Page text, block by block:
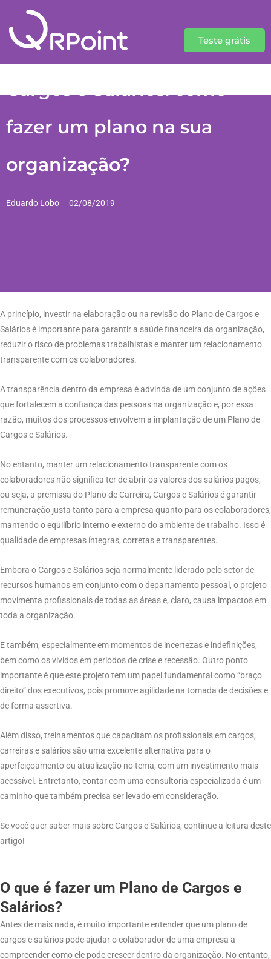
Teste grátis
Cargos e Salários: como
fazer um plano na sua
organização?
Eduardo Lobo 02/08/2019
A princípio, investir na elaboração ou na revisão do Plano de Cargos e
Salários é importante para garantir a saúde financeira da organização,
reduzir o risco de problemas trabalhistas e manter um relacionamento
transparente com os colaboradores.
A transparência dentro da empresa é advinda de um conjunto de ações
que fortalecem a confiança das pessoas na organização e, por essa
razão, muitos dos processos envolvem a implantação de um Plano de
Cargos e Salários.
No entanto, manter um relacionamento transparente com os
colaboradores não significa ter de abrir os valores dos salários pagos,
ou seja, a premissa do Plano de Carreira, Cargos e Salários é garantir
remuneração justa tanto para a empresa quanto para os colaboradores,
mantendo o equilíbrio interno e externo do ambiente de trabalho. Isso é
qualidade de empresas íntegras, corretas e transparentes.
Embora o Cargos e Salários seja normalmente liderado pelo setor de
recursos humanos em conjunto com o departamento pessoal, o projeto
movimenta profissionais de todas as áreas e, claro, causa impactos em
toda a organização.
E também, especialmente em momentos de incertezas e indefinições,
bem como os vividos em períodos de crise e recessão. Outro ponto
importante é que este projeto tem um papel fundamental como “braço
direito” dos executivos, pois promove agilidade na tomada de decisões e
de forma assertiva.
Além disso, treinamentos que capacitam os profissionais em cargos,
carreiras e salários são uma excelente alternativa para o
aperfeiçoamento ou atualização no tema, com um investimento mais
acessível. Entretanto, contar com uma consultoria especializada é um
caminho que também precisa ser levado em consideração.
Se você quer saber mais sobre Cargos e Salários, continue a leitura deste
artigo!
O que é fazer um Plano de Cargos e
Salários?
Antes de mais nada, é muito importante entender que um plano de
cargos e salários pode ajudar o colaborador de uma empresa a
compreender como ele pode crescer dentro da organização. No entanto,